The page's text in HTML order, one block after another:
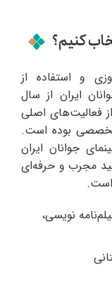
کنیم؟
و استفاده از
ایران از سال
از فعالیت‌های اصلی
بوده است.
جوانان ایران
مجرب و حرفه‌ای
نویسی،